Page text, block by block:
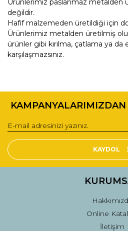
Ürünlerimiz paslanmaz metalden
değildir.
Hafif malzemeden üretildiği için
Ürünlerimiz metalden üretilmiş
ürünler gibi kırılma, çatlama ya
karşılaşmazsınız.
konularda yetersiz gördüğünüz
Görüş ve önerileriniz için teşekkür
Ürün resmi kalitesiz, bozuk veya
Ürün açıklamasında eksik bilgiler
Ürün fiyatı diğer sitelerden daha
KAYDOL
Online
İletişim